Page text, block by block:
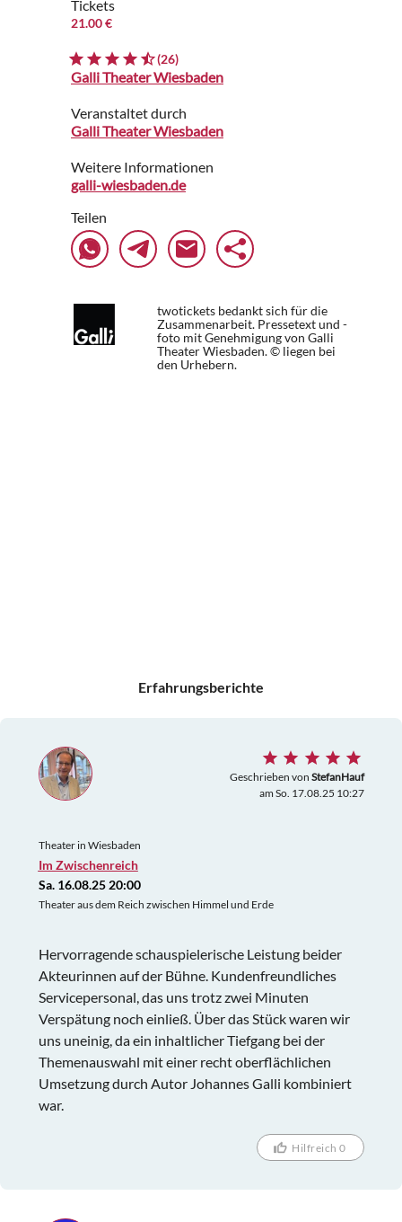
Tickets
21.00 €
(26)
Galli Theater Wiesbaden
Veranstaltet durch
Galli Theater Wiesbaden
Weitere Informationen
galli-wiesbaden.de
Teilen
twotickets bedankt sich für die
Zusammenarbeit. Pressetext und -
foto mit Genehmigung von Galli
Theater Wiesbaden. © liegen bei
den Urhebern.
Erfahrungsberichte
Geschrieben von StefanHauf
am So. 17.08.25 10:27
Theater in Wiesbaden
Im Zwischenreich
Sa. 16.08.25 20:00
Theater aus dem Reich zwischen Himmel und Erde
Hervorragende schauspielerische Leistung beider
Akteurinnen auf der Bühne. Kundenfreundliches
Servicepersonal, das uns trotz zwei Minuten
Verspätung noch einließ. Über das Stück waren wir
uns uneinig, da ein inhaltlicher Tiefgang bei der
Themenauswahl mit einer recht oberflächlichen
Umsetzung durch Autor Johannes Galli kombiniert
war.
Hilfreich 0